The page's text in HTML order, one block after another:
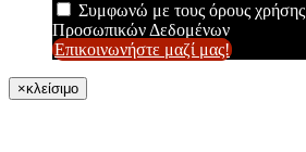
Συμφωνώ με τους όρους χρήσης
Προσωπικών Δεδομένων
Επικοινωνήστε μαζί μας!
×κλείσιμο